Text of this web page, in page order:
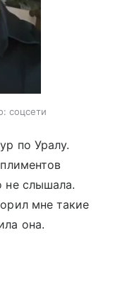
соцсети
по Уралу.
не слышала.
мне такие
она.